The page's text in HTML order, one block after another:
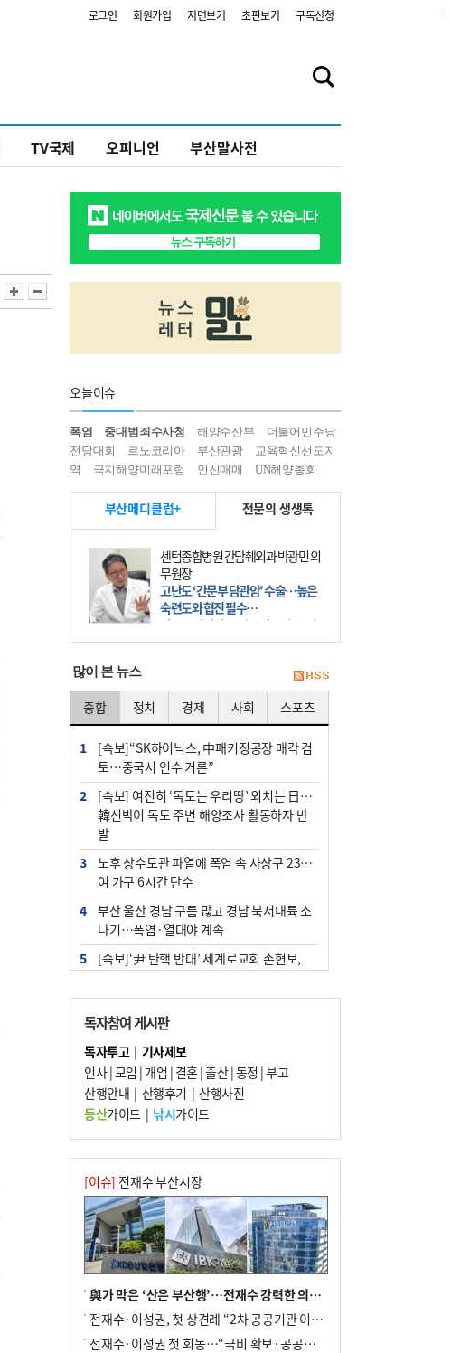
로그인 회원가입 지면보기 초판보기 구독신청
TV국제 오피니언 부산말사전
오늘이슈
폭염 중대범죄수사청 해양수산부
더불어민주당
전당대회
르노코리아 부산관광
교육혁신선도지
역
극지해양미래포럼 인신매매 UN해양총회
부산메디클럽+ 전문의 생생톡
센텀종합병원 간담췌외과 박광민 의
무원장
고난도 ‘간문부 담관암’ 수술…높은
숙련도와 협진 필수
간문부 담관암(클라츠킨 종양)은 좌
우 간에서 나오는, 담관(담즙 배출 경
部)’에 생기는 악성 종양이다. 간동맥
문맥 림프절 담
많이 본 뉴스
종합 정치 경제 사회 스포츠
1
[속보]“SK하이닉스, 中패키징공장 매각 검
토…중국서 인수 거론”
2
[속보] 여전히 ‘독도는 우리땅’ 외치는 日…
韓선박이 독도 주변 해양조사 활동하자 반
발
3
노후 상수도관 파열에 폭염 속 사상구 2300
여 가구 6시간 단수
4
부산 울산 경남 구름 많고 경남 북서내륙 소
나기…폭염·열대야 계속
5
[속보]‘尹 탄핵 반대’ 세계로교회 손현보,
군사기밀 유출자 색출 지시
7
부산 주유소 휘발유 평균가 ℓ당 1849원…
전주보다 3원 ↓
8
[속보] ‘심판 성접대’ 논란 축구협회 공식 사
과…“현재는 부적절 행위 없어”
10 "올해 코스피 사이드카 43회 중 25회는 삼
전닉스 ETF 이후 발생"
독자참여 게시판
독자투고| 기사제보
인사|모임 | 개업 | 결혼|출산|동정 |부고
산행안내 | 산행후기 | 산행사진
등산가이드| 낚시가이드
[이슈] 전재수 부산시장
與가 막은 ‘산은 부산행’…전재수 강력한 의지 표명 없인 공염불
전재수·이성권, 첫 상견례 “2차 공공기관 이전 초당 협력”(종합)
전재수·이성권 첫 회동…“국비 확보·공공기관 이전 협력”